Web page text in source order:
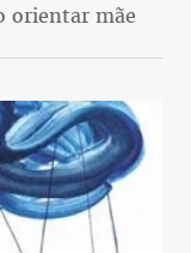
orientar mãe